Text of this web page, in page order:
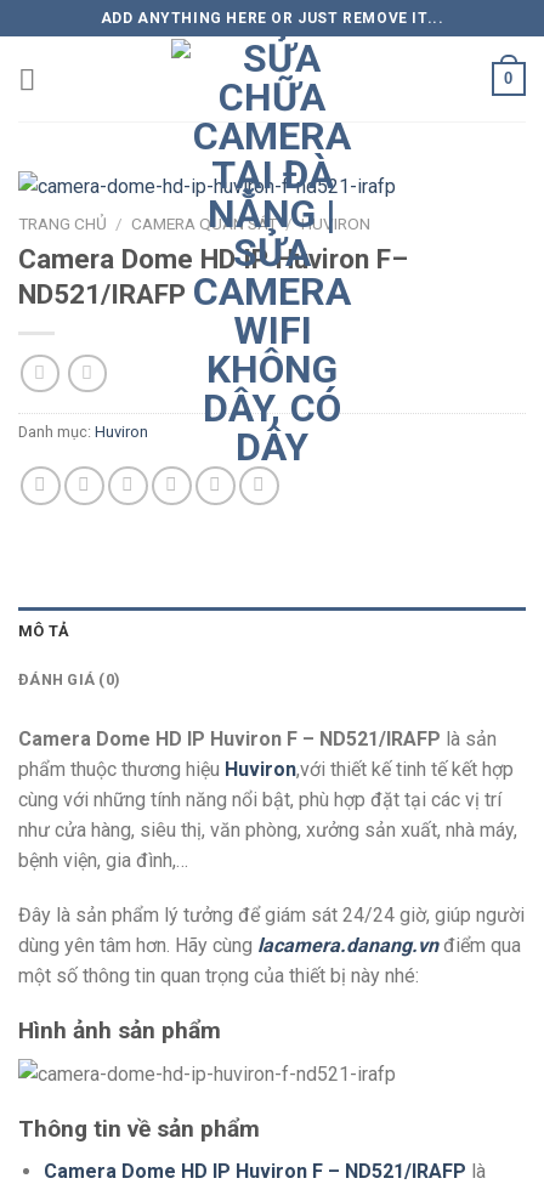
to
content
ADD ANYTHING HERE OR JUST REMOVE IT...
0
TRANG CHỦ / CAMERA QUAN SÁT / HUVIRON
Camera Dome HD IP Huviron F–
ND521/IRAFP
Danh mục: Huviron
MÔ TẢ
ĐÁNH GIÁ (0)
Camera Dome HD IP Huviron F – ND521/IRAFP là sản
phẩm thuộc thương hiệu Huviron,với thiết kế tinh tế kết hợp
cùng với những tính năng nổi bật, phù hợp đặt tại các vị trí
như cửa hàng, siêu thị, văn phòng, xưởng sản xuất, nhà máy,
bệnh viện, gia đình,…
Đây là sản phẩm lý tưởng để giám sát 24/24 giờ, giúp người
dùng yên tâm hơn. Hãy cùng lacamera.danang.vnđiểm qua
một số thông tin quan trọng của thiết bị này nhé:
Hình ảnh sản phẩm
Thông tin về sản phẩm
Camera Dome HD IP Huviron F – ND521/IRAFP là